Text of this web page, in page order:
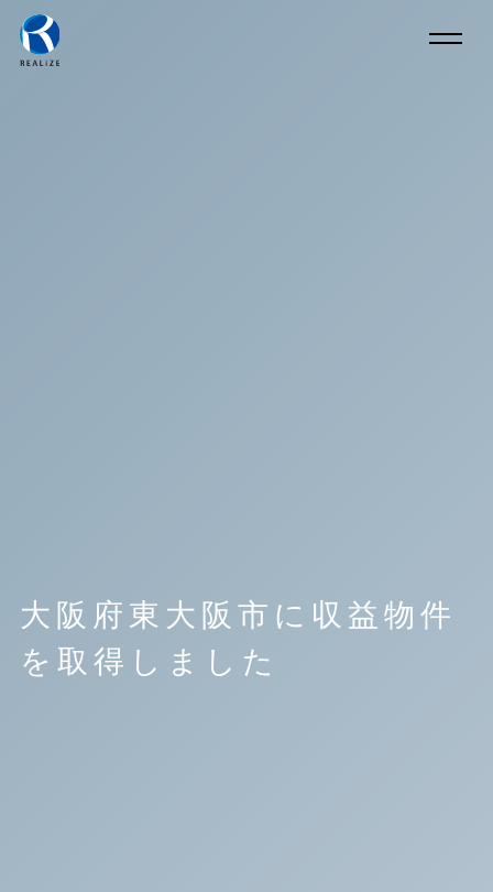
大阪府東大阪市に収益物件
を取得しました